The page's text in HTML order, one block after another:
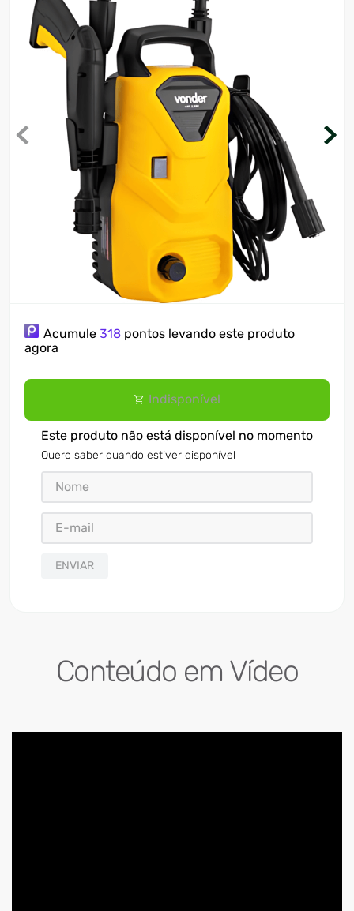
Acumule 318 pontos levando este produto
agora
Indisponível
Este produto não está disponível no momento
Quero saber quando estiver disponível
ENVIAR
Conteúdo em Vídeo
7º
motosserra
8º
ventilador
climatizador
lavadora